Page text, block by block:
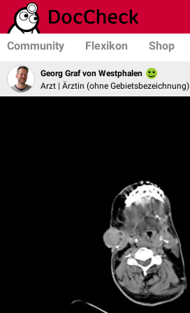
Community Flexikon Shop
Georg Graf von Westphalen
Arzt | Ärztin (ohne Gebietsbezeichnung)